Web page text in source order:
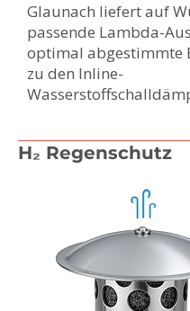
Glaunach liefert auf
passende Lambda-
optimal abgestimmte
zu den Inline-
H₂ Regenschutz